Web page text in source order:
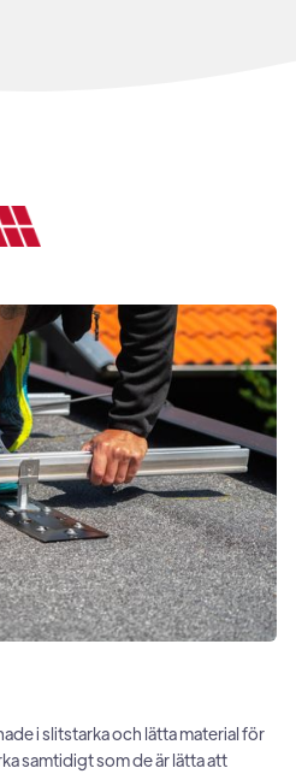
i slitstarka och lätta material för
samtidigt som de är lätta att